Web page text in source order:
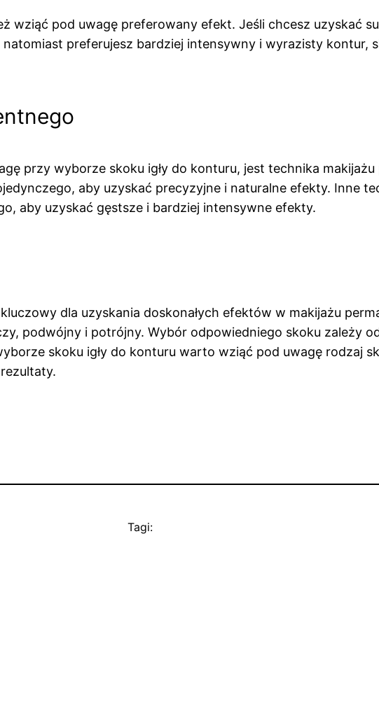
wziąć pod uwagę preferowany efekt. Jeśli chcesz uzyskać
preferujesz bardziej intensywny i wyrazisty kontur,
przy wyborze skoku igły do konturu, jest technika
aby uzyskać precyzyjne i naturalne efekty. Inne
aby uzyskać gęstsze i bardziej intensywne efekty.
dla uzyskania doskonałych efektów w makijażu
podwójny i potrójny. Wybór odpowiedniego skoku zależy
skoku igły do konturu warto wziąć pod uwagę rodzaj
Tagi: